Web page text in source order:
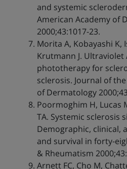
and systemic
American Academy of
2000;43:1017-23.
Morita A, Kobayashi K,
Krutmann J. Ultraviolet
phototherapy for
sclerosis. Journal of
of Dermatology
Poormoghim H, Lucas
TA. Systemic sclerosis
Demographic, clinical,
and survival in forty-
& Rheumatism
Arnett FC, Cho M,